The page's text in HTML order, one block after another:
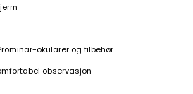
okularer og tilbehør
observasjon